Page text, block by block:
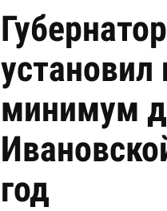
минимум
год